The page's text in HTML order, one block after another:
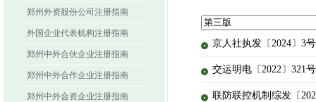
郑州外资股份公司注册指南
外国企业代表机构注册指南
郑州中外合伙企业注册指南
郑州中外合作企业注册指南
郑州中外合资企业注册指南
京人社执发〔2024〕3
交运明电〔2022〕321
联防联控机制综发〔